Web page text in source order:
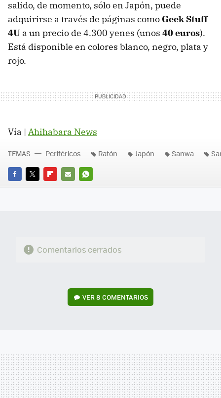
salido, de momento, sólo en Japón, puede
adquirirse a través de páginas como Geek Stuff
4U a un precio de 4.300 yenes (unos 40 euros).
Está disponible en colores blanco, negro, plata y
rojo.
Vía | Ahihabara News
FACEBOOK
TWITTERFLIPBOARD
E-
WHATSAPP
TEMAS Periféricos Ratón Japón Sanwa
Comentarios cerrados
VER8 COMENTARIOS